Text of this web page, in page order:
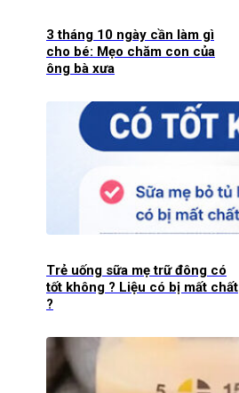
3 tháng 10 ngày cần làm gì
cho bé: Mẹo chăm con của
ông bà xưa
Trẻ uống sữa mẹ trữ đông có
tốt không ? Liệu có bị mất chất
?